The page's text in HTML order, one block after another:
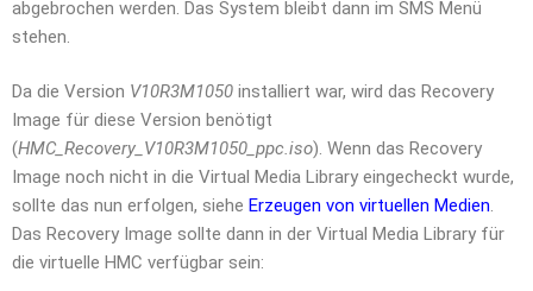
abgebrochen werden. Das System bleibt dann im SMS Menü
stehen.
Da die Version V10R3M1050 installiert war, wird das Recovery
Image für diese Version benötigt
(HMC_Recovery_V10R3M1050_ppc.iso). Wenn das Recovery
Image noch nicht in die Virtual Media Library eingecheckt wurde,
sollte das nun erfolgen, siehe Erzeugen von virtuellen Medien.
Das Recovery Image sollte dann in der Virtual Media Library für
die virtuelle HMC verfügbar sein: